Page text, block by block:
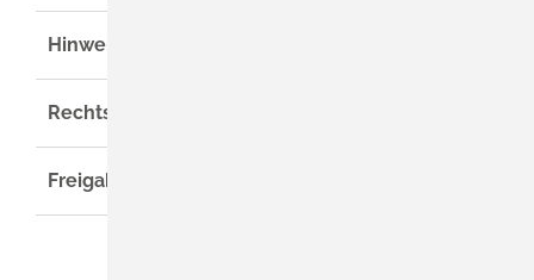
Hinweise
Rechtsgrundlage
Freigabevermerk